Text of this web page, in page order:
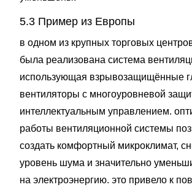
5.3 Пример из Европы
в одном из крупных торговых
была реализована система
использующая взрывозащищённые
вентиляторы с многоуровневой
интеллектуальным управлением.
работы вентиляционной системы
создать комфортный микроклимат,
уровень шума и значительно
на электроэнергию. это привело к